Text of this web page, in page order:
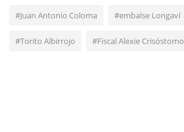
#Juan Antonio Coloma #embalse Longaví
#Torito Albirrojo #Fiscal Alexie Crisóstomo